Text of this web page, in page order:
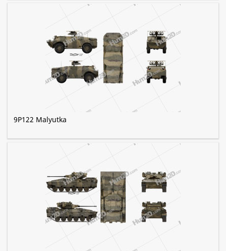
9P122 Malyutka